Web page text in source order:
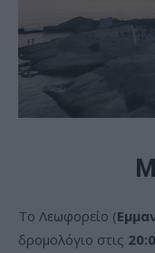
Το Λεωφορείο (
δρομολόγιο στις